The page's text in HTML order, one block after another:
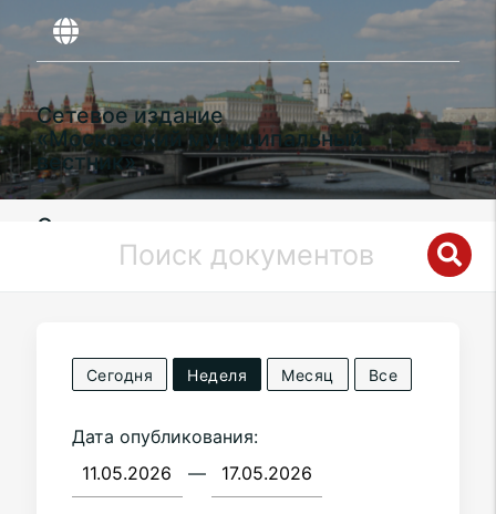
Сетевое издание
«Московский муниципальный
вестник»
Органы местного самоуправления
муниципального округаЮжное
в городе Москве
Сегодня Неделя Месяц Все
Дата опубликования:
—